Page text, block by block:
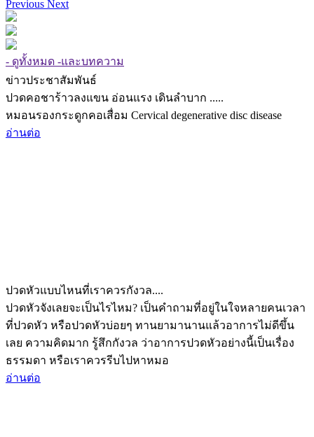
Previous Next
- ดูทั้งหมด -และบทความ
ข่าวประชาสัมพันธ์
ปวดคอชาร้าวลงแขน อ่อนแรง เดินลำบาก .....
หมอนรองกระดูกคอเสื่อม Cervical degenerative disc disease
อ่านต่อ
ปวดหัวแบบไหนที่เราควรกังวล....
ปวดหัวจังเลยจะเป็นไรไหม? เป็นคำถามที่อยู่ในใจหลายคนเวลา
ที่ปวดหัว หรือปวดหัวบ่อยๆ ทานยามานานแล้วอาการไม่ดีขึ้น
เลย ความคิดมาก รู้สึกกังวล ว่าอาการปวดหัวอย่างนี้เป็นเรื่อง
ธรรมดา หรือเราควรรีบไปหาหมอ
อ่านต่อ